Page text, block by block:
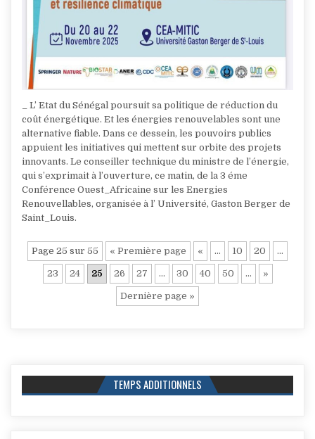
_ L’ Etat du Sénégal poursuit sa politique de réduction du
coût énergétique. Et les énergies renouvelables sont une
alternative fiable. Dans ce dessein, les pouvoirs publics
appuient les initiatives qui mettent sur orbite des projets
innovants. Le conseiller technique du ministre de l’énergie,
qui s’exprimait à l’ouverture, ce matin, de la 3 éme
Conférence Ouest_Africaine sur les Energies
Renouvellables, organisée à l’ Université, Gaston Berger de
Saint_Louis.
Page 25 sur 55 « Première page « … 10 20 …
23 24 25 26 27 … 30 40 50 … »
Dernière page »
TEMPS ADDITIONNELS